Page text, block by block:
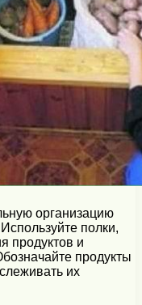
организацию
полки,
продуктов и
продукты
их